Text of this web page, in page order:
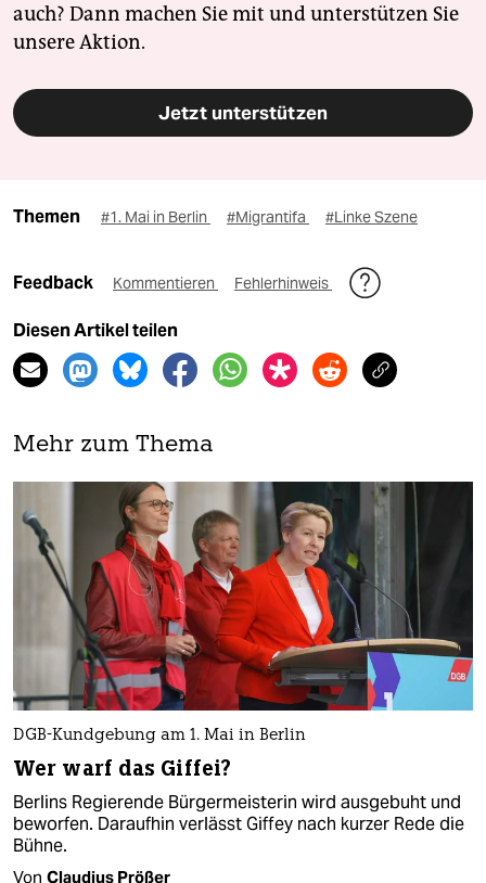
auch? Dann machen Sie mit und unterstützen Sie
unsere Aktion.
Jetzt unterstützen
Themen #1. Mai in Berlin #Migrantifa #Linke Szene
Feedback Kommentieren Fehlerhinweis
Diesen Artikel teilen
Mehr zum Thema
DGB-Kundgebung am 1. Mai in Berlin
Wer warf das Giffei?
Berlins Regierende Bürgermeisterin wird ausgebuht und
beworfen. Daraufhin verlässt Giffey nach kurzer Rede die
Bühne.
Von Claudius Prößer